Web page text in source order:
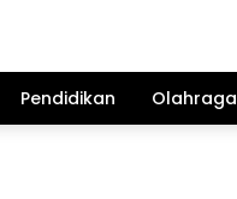
Pendidikan Olahraga